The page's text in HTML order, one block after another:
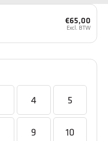
€65,00
Excl. BTW
4 5
9 10